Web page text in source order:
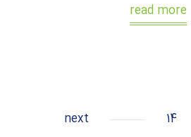
read more
14
next